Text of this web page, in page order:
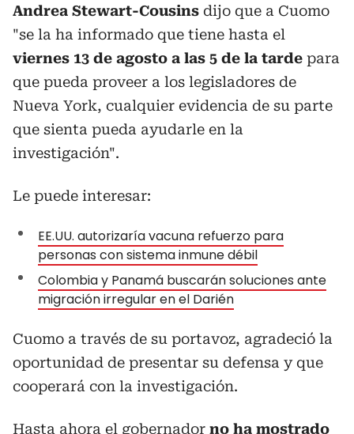
Andrea Stewart-Cousins dijo que a Cuomo
"se la ha informado que tiene hasta el
viernes 13 de agosto a las 5 de la tarde para
que pueda proveer a los legisladores de
Nueva York, cualquier evidencia de su parte
que sienta pueda ayudarle en la
investigación".
Le puede interesar:
EE.UU. autorizaría vacuna refuerzo para
personas con sistema inmune débil
Colombia y Panamá buscarán soluciones ante
migración irregular en el Darién
Cuomo a través de su portavoz, agradeció la
oportunidad de presentar su defensa y que
cooperará con la investigación.
Hasta ahora el gobernador no ha mostrado